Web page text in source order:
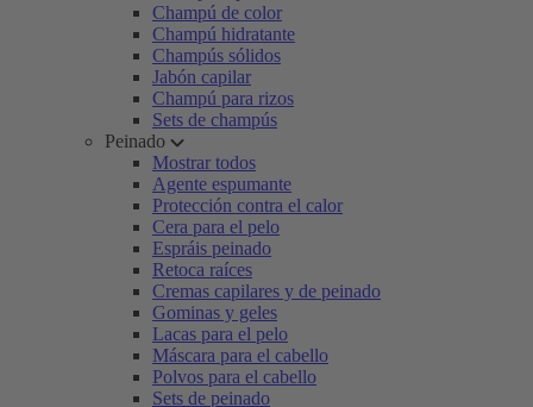
Champú de color
Champú hidratante
Champús sólidos
Jabón capilar
Champú para rizos
Sets de champús
Peinado
Mostrar todos
Agente espumante
Protección contra el calor
Cera para el pelo
Espráis peinado
Retoca raíces
Cremas capilares y de peinado
Gominas y geles
Lacas para el pelo
Máscara para el cabello
Polvos para el cabello
Sets de peinado